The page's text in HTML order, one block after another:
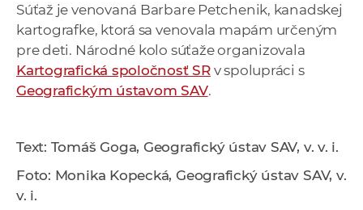
Súťaž je venovaná Barbare Petchenik, kanadskej
kartografke, ktorá sa venovala mapám určeným
pre deti. Národné kolo súťaže organizovala
Kartografická spoločnosť SRv spolupráci s
Geografickým ústavom SAV.
Text: Tomáš Goga, Geografický ústav SAV, v. v. i.
Foto: Monika Kopecká, Geografický ústav SAV, v.
v. i.